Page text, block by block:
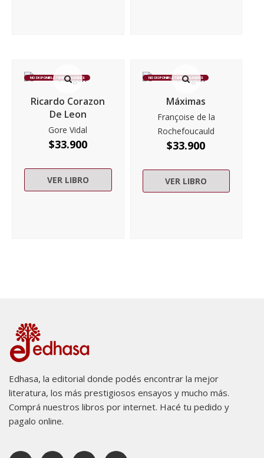
NO DISPONIBLE TEMPORALMENTE
Ricardo Corazon
De Leon
Gore Vidal
$33.900
VER LIBRO
NO DISPONIBLE TEMPORALMENTE
Máximas
Françoise de la
Rochefoucauld
$33.900
VER LIBRO
Edhasa, la editorial donde podés encontrar la mejor
literatura, los más prestigiosos ensayos y mucho más.
Comprá nuestros libros por internet. Hacé tu pedido y
pagalo online.